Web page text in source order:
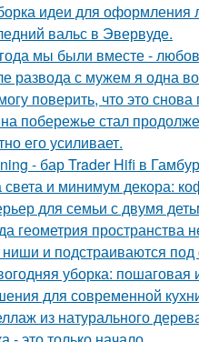
идеи для оформления
вальс в Эвервуде.
мы были вместе -
развода с мужем я одна
поверить, что это
побережье стал
его усиливает.
- бар Trader Hifi в
света и минимум декора:
для семьи с двумя
геометрия
ниши и подстраиваются
уборка: пошаговая
для современной
из натурального